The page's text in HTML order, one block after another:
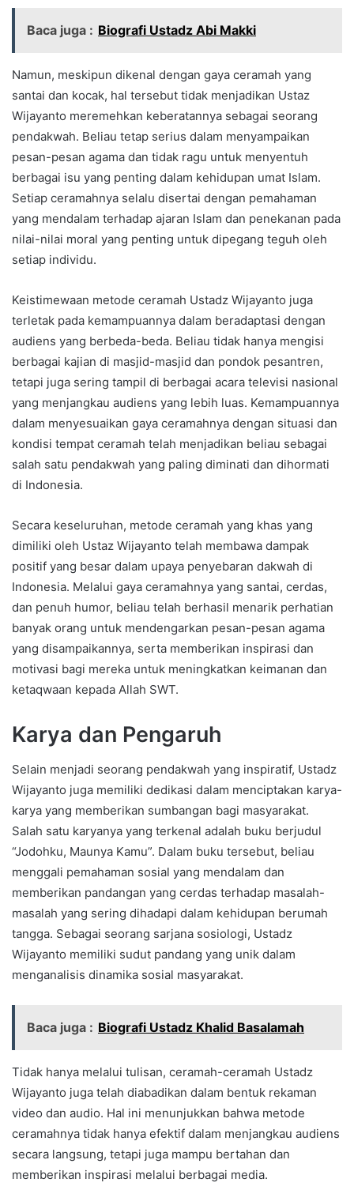
Baca juga : Biografi Ustadz Abi Makki
Namun, meskipun dikenal dengan gaya ceramah yang
santai dan kocak, hal tersebut tidak menjadikan Ustaz
Wijayanto meremehkan keberatannya sebagai seorang
pendakwah. Beliau tetap serius dalam menyampaikan
pesan-pesan agama dan tidak ragu untuk menyentuh
berbagai isu yang penting dalam kehidupan umat Islam.
Setiap ceramahnya selalu disertai dengan pemahaman
yang mendalam terhadap ajaran Islam dan penekanan pada
nilai-nilai moral yang penting untuk dipegang teguh oleh
setiap individu.
Keistimewaan metode ceramah Ustadz Wijayanto juga
terletak pada kemampuannya dalam beradaptasi dengan
audiens yang berbeda-beda. Beliau tidak hanya mengisi
berbagai kajian di masjid-masjid dan pondok pesantren,
tetapi juga sering tampil di berbagai acara televisi nasional
yang menjangkau audiens yang lebih luas. Kemampuannya
dalam menyesuaikan gaya ceramahnya dengan situasi dan
kondisi tempat ceramah telah menjadikan beliau sebagai
salah satu pendakwah yang paling diminati dan dihormati
di Indonesia.
Secara keseluruhan, metode ceramah yang khas yang
dimiliki oleh Ustaz Wijayanto telah membawa dampak
positif yang besar dalam upaya penyebaran dakwah di
Indonesia. Melalui gaya ceramahnya yang santai, cerdas,
dan penuh humor, beliau telah berhasil menarik perhatian
banyak orang untuk mendengarkan pesan-pesan agama
yang disampaikannya, serta memberikan inspirasi dan
motivasi bagi mereka untuk meningkatkan keimanan dan
ketaqwaan kepada Allah SWT.
Karya dan Pengaruh
Selain menjadi seorang pendakwah yang inspiratif, Ustadz
Wijayanto juga memiliki dedikasi dalam menciptakan karya-
karya yang memberikan sumbangan bagi masyarakat.
Salah satu karyanya yang terkenal adalah buku berjudul
“Jodohku, Maunya Kamu”. Dalam buku tersebut, beliau
menggali pemahaman sosial yang mendalam dan
memberikan pandangan yang cerdas terhadap masalah-
masalah yang sering dihadapi dalam kehidupan berumah
tangga. Sebagai seorang sarjana sosiologi, Ustadz
Wijayanto memiliki sudut pandang yang unik dalam
menganalisis dinamika sosial masyarakat.
Baca juga : Biografi Ustadz Khalid Basalamah
Tidak hanya melalui tulisan, ceramah-ceramah Ustadz
Wijayanto juga telah diabadikan dalam bentuk rekaman
video dan audio. Hal ini menunjukkan bahwa metode
ceramahnya tidak hanya efektif dalam menjangkau audiens
secara langsung, tetapi juga mampu bertahan dan
memberikan inspirasi melalui berbagai media.